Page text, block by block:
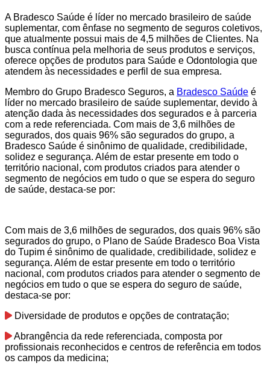
A Bradesco Saúde é líder no mercado brasileiro de saúde
suplementar, com ênfase no segmento de seguros coletivos,
que atualmente possui mais de 4,5 milhões de Clientes. Na
busca contínua pela melhoria de seus produtos e serviços,
oferece opções de produtos para Saúde e Odontologia que
atendem às necessidades e perfil de sua empresa.
Membro do Grupo Bradesco Seguros, a Bradesco Saúde é
líder no mercado brasileiro de saúde suplementar, devido à
atenção dada às necessidades dos segurados e à parceria
com a rede referenciada. Com mais de 3,6 milhões de
segurados, dos quais 96% são segurados do grupo, a
Bradesco Saúde é sinônimo de qualidade, credibilidade,
solidez e segurança. Além de estar presente em todo o
território nacional, com produtos criados para atender o
segmento de negócios em tudo o que se espera do seguro
de saúde, destaca-se por:
Com mais de 3,6 milhões de segurados, dos quais 96% são
segurados do grupo, o Plano de Saúde Bradesco Boa Vista
do Tupim é sinônimo de qualidade, credibilidade, solidez e
segurança. Além de estar presente em todo o território
nacional, com produtos criados para atender o segmento de
negócios em tudo o que se espera do seguro de saúde,
destaca-se por:
Diversidade de produtos e opções de contratação;
Abrangência da rede referenciada, composta por
profissionais reconhecidos e centros de referência em todos
os campos da medicina;